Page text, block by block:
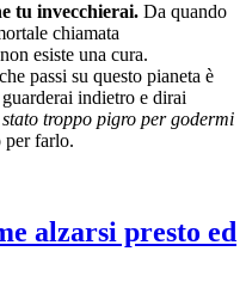
tu invecchierai. Da quando
chiamata
esiste una cura.
passi su questo pianeta è
indietro e dirai
troppo pigro per godermi
per farlo.
alzarsi presto ed